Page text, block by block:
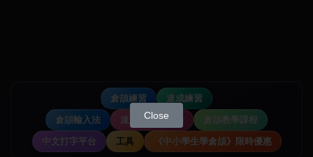
倉頡練習
速成練習
倉頡輸入法
速成輸入法教學
倉頡教學課程
中文打字平台
工具 《中小學生學倉頡》限時優惠
Close